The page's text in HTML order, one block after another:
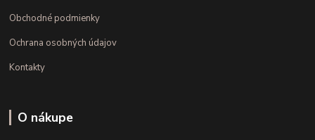
Obchodné podmienky
Ochrana osobných údajov
Kontakty
O nákupe